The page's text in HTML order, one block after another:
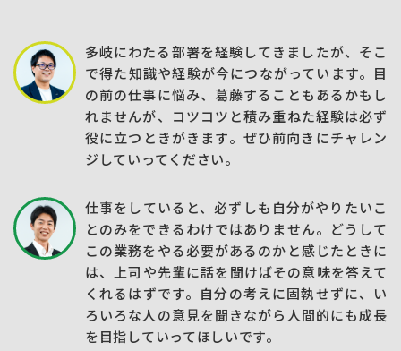
多岐にわたる部署を経験してきましたが、そこ
で得た知識や経験が今につながっています。目
の前の仕事に悩み、葛藤することもあるかもし
れませんが、コツコツと積み重ねた経験は必ず
役に立つときがきます。ぜひ前向きにチャレン
ジしていってください。
仕事をしていると、必ずしも自分がやりたいこ
とのみをできるわけではありません。どうして
この業務をやる必要があるのかと感じたときに
は、上司や先輩に話を聞けばその意味を答えて
くれるはずです。自分の考えに固執せずに、い
ろいろな人の意見を聞きながら人間的にも成⾧
を目指していってほしいです。